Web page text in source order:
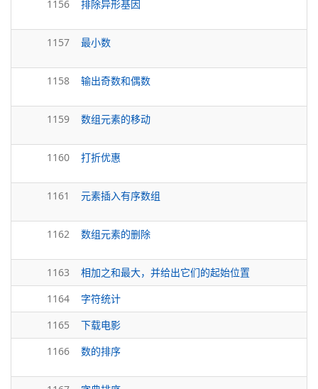
1156 排除异形基因
1157 最小数
1158 输出奇数和偶数
1159 数组元素的移动
1160 打折优惠
1161 元素插入有序数组
1162 数组元素的删除
1163
相加之和最大，并给出它们的起始位置
1164
字符统计
1165
下载电影
1166
数的排序